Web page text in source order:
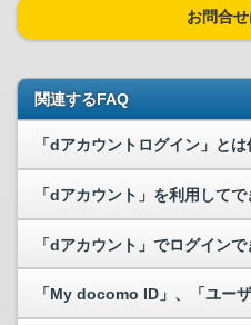
お問合
関連するFAQ
「dアカウントログイン」とは
「dアカウント」を利用して